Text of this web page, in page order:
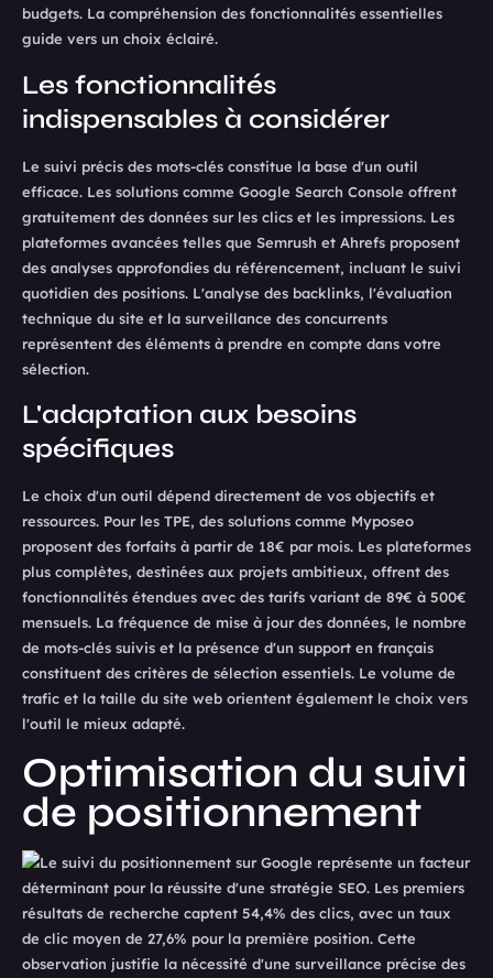
budgets. La compréhension des fonctionnalités essentielles
guide vers un choix éclairé.
Les fonctionnalités
indispensables à considérer
Le suivi précis des mots-clés constitue la base d'un outil
efficace. Les solutions comme Google Search Console offrent
gratuitement des données sur les clics et les impressions. Les
plateformes avancées telles que Semrush et Ahrefs proposent
des analyses approfondies du référencement, incluant le suivi
quotidien des positions. L'analyse des backlinks, l'évaluation
technique du site et la surveillance des concurrents
représentent des éléments à prendre en compte dans votre
sélection.
L'adaptation aux besoins
spécifiques
Le choix d'un outil dépend directement de vos objectifs et
ressources. Pour les TPE, des solutions comme Myposeo
proposent des forfaits à partir de 18€ par mois. Les plateformes
plus complètes, destinées aux projets ambitieux, offrent des
fonctionnalités étendues avec des tarifs variant de 89€ à 500€
mensuels. La fréquence de mise à jour des données, le nombre
de mots-clés suivis et la présence d'un support en français
constituent des critères de sélection essentiels. Le volume de
trafic et la taille du site web orientent également le choix vers
l'outil le mieux adapté.
Optimisation du suivi
de positionnement
Le suivi du positionnement sur Google représente un facteur
déterminant pour la réussite d'une stratégie SEO. Les premiers
résultats de recherche captent 54,4% des clics, avec un taux
de clic moyen de 27,6% pour la première position. Cette
observation justifie la nécessité d'une surveillance précise des